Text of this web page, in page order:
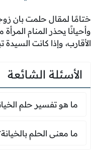
ختامًا لمقال حلمت بان
وأحيانًا يحذر المنام
الأقارب، وإذا كانت
الأسئلة الشائعة
ما هو تفسير
ما هو تفسير حلم
ما معنى الحلم
ما معنى الحلم